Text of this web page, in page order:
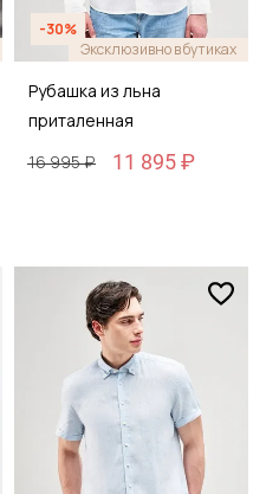
-30%
Эксклюзивно в бутиках
Рубашка из льна
приталенная
16 995 ₽
11 895 ₽